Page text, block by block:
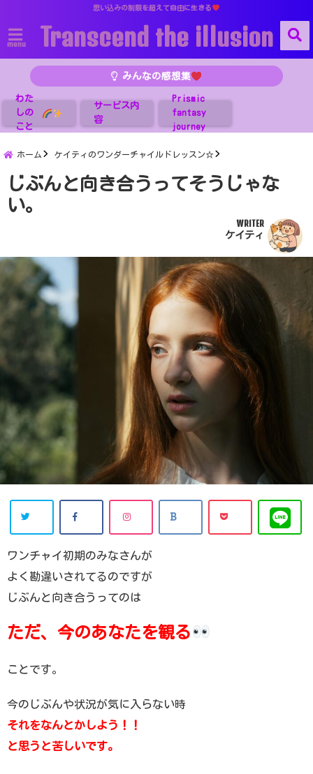
思い込みの制限を超えて自由に生きる
menu Transcend the illusion
みんなの感想集
わた
しの
こと
サービス内
容
Prismic
fantasy
journey
ホーム ケイティのワンダーチャイルドレッスン☆
じぶんと向き合うってそうじゃな
い。
WRITER
ケイティ
ワンチャイ初期のみなさんが
よく勘違いされてるのですが
じぶんと向き合うってのは
ただ、今のあなたを観る
ことです。
今のじぶんや状況が気に入らない時
それをなんとかしよう！！
と思うと苦しいです。